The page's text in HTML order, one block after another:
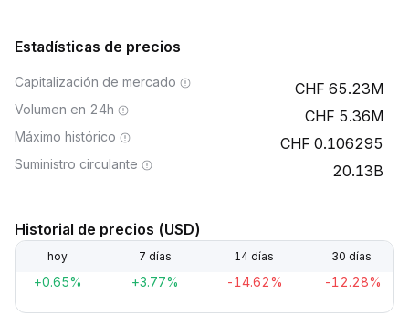
Estadísticas de precios
Capitalización de mercado 65.23M
Volumen en 24h 5.36M
Máximo histórico 0.106295
Suministro circulante 20.13B
Historial de precios (USD)
hoy 7 días 14 días 30 días
+0.65% +3.77% -14.62% -12.28%